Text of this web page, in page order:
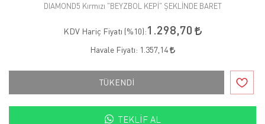
DIAMOND5 Kırmızı "BEYZBOL KEPİ" ŞEKLİNDE BARET
KDV Hariç Fiyatı (%10):1.298,70
Havale Fiyatı: 1.357,14
TÜKENDİ
TEKLIF AL